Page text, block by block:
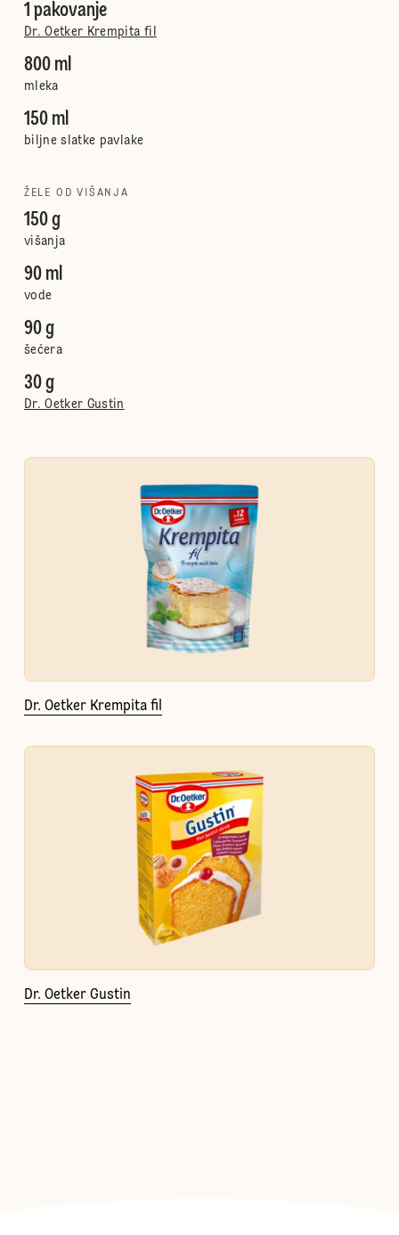
1 pakovanje
Dr. Oetker Krempita fil
800 ml
mleka
150 ml
biljne slatke pavlake
ŽELE OD VIŠANJA
150 g
višanja
90 ml
vode
90 g
šećera
30 g
Dr. Oetker Gustin
Dr. Oetker Krempita fil
Dr. Oetker Gustin